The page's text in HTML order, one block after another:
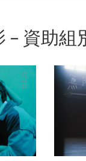
– 資助組